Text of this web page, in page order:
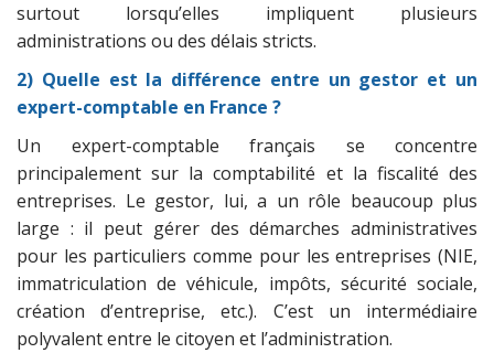
surtout lorsqu’elles impliquent plusieurs
administrations ou des délais stricts.
2) Quelle est la différence entre un gestor et un
expert-comptable en France ?
Un expert-comptable français se concentre
principalement sur la comptabilité et la fiscalité des
entreprises. Le gestor, lui, a un rôle beaucoup plus
large : il peut gérer des démarches administratives
pour les particuliers comme pour les entreprises (NIE,
immatriculation de véhicule, impôts, sécurité sociale,
création d’entreprise, etc.). C’est un intermédiaire
polyvalent entre le citoyen et l’administration.